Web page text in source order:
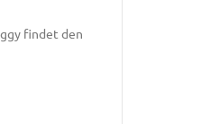
findet den